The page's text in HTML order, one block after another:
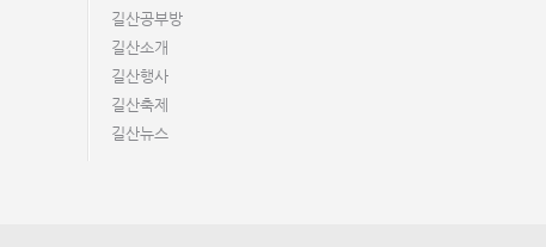
길산공부방
길산소개
길산행사
길산축제
길산뉴스